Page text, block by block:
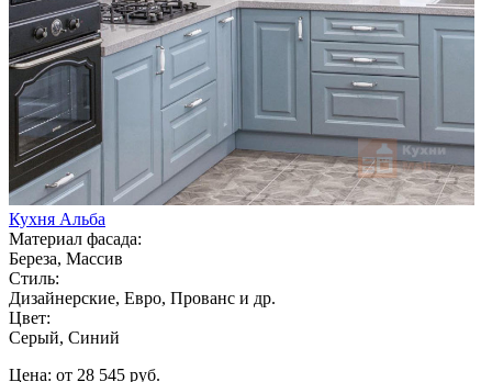
Кухня Альба
Материал фасада:
Береза, Массив
Стиль:
Дизайнерские, Евро, Прованс и др.
Цвет:
Серый, Синий
Цена: от 28 545 руб.